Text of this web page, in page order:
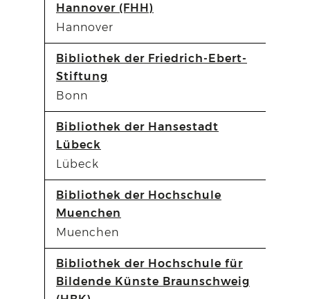
Hannover (FHH)
Hannover
Bibliothek der Friedrich-Ebert-
Stiftung
Bonn
Bibliothek der Hansestadt
Lübeck
Lübeck
Bibliothek der Hochschule
Muenchen
Muenchen
Bibliothek der Hochschule für
Bildende Künste Braunschweig